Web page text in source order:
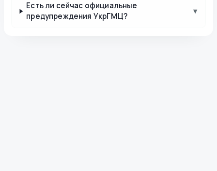
Есть ли сейчас официальные
предупреждения УкрГМЦ?
▾